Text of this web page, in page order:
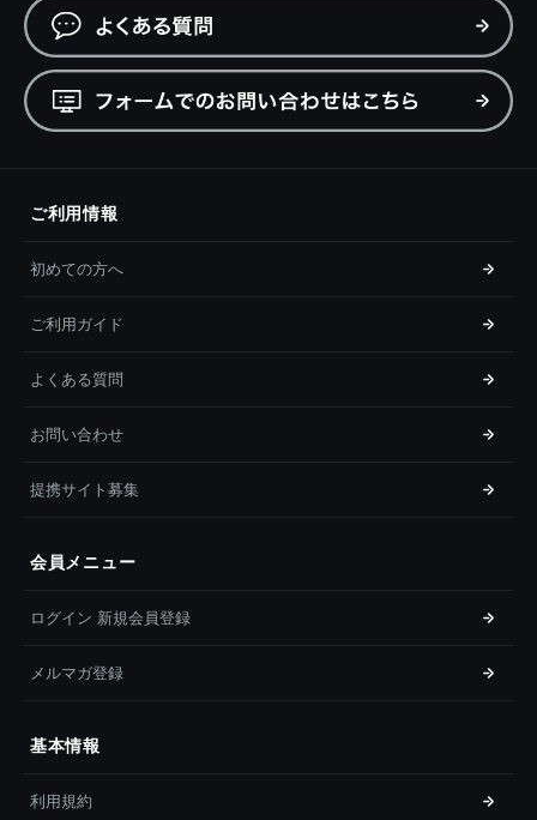
ご利用情報
初めての方へ
ご利用ガイド
よくある質問
お問い合わせ
提携サイト募集
会員メニュー
ログイン 新規会員登録
メルマガ登録
基本情報
利用規約